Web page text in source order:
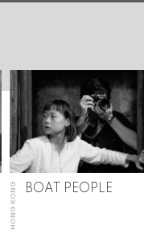
HONG KONG BOAT PEOPLE